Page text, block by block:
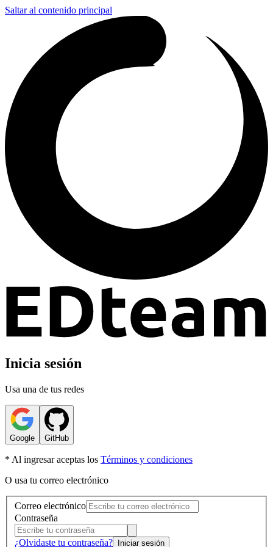
Saltar al contenido principal
Inicia sesión
Usa una de tus redes
Google GitHub
* Al ingresar aceptas los Términos y condiciones
O usa tu correo electrónico
Correo electrónico
Contraseña
¿Olvidaste tu contraseña? Iniciar sesión